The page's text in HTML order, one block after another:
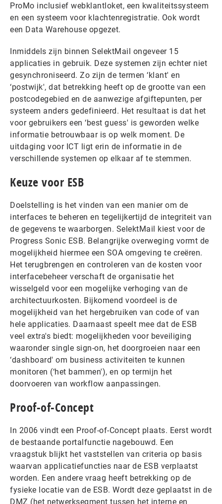
ProMo inclusief webklantloket, een kwaliteitssysteem
en een systeem voor klachtenregistratie. Ook wordt
een Data Warehouse opgezet.
Inmiddels zijn binnen SelektMail ongeveer 15
applicaties in gebruik. Deze systemen zijn echter niet
gesynchroniseerd. Zo zijn de termen ‘klant' en
‘postwijk', dat betrekking heeft op de grootte van een
postcodegebied en de aanwezige afgiftepunten, per
systeem anders gedefinieerd. Het resultaat is dat het
voor gebruikers een ‘best guess' is geworden welke
informatie betrouwbaar is op welk moment. De
uitdaging voor ICT ligt erin de informatie in de
verschillende systemen op elkaar af te stemmen.
Keuze voor ESB
Doelstelling is het vinden van een manier om de
interfaces te beheren en tegelijkertijd de integriteit van
de gegevens te waarborgen. SelektMail kiest voor de
Progress Sonic ESB. Belangrijke overweging vormt de
mogelijkheid hiermee een SOA omgeving te creëren.
Het terugbrengen en controleren van de kosten voor
interfacebeheer verschaft de organisatie het
wisselgeld voor een mogelijke verhoging van de
architectuurkosten. Bijkomend voordeel is de
mogelijkheid van het hergebruiken van code of van
hele applicaties. Daarnaast speelt mee dat de ESB
veel extra's biedt: mogelijkheden voor beveiliging
waaronder single sign-on, het doorgroeien naar een
‘dashboard' om business activiteiten te kunnen
monitoren (‘het bammen'), en op termijn het
doorvoeren van workflow aanpassingen.
Proof-of-Concept
In 2006 vindt een Proof-of-Concept plaats. Eerst wordt
de bestaande portalfunctie nagebouwd. Een
vraagstuk blijkt het vaststellen van criteria op basis
waarvan applicatiefuncties naar de ESB verplaatst
worden. Een andere vraag heeft betrekking op de
fysieke locatie van de ESB. Wordt deze geplaatst in de
DMZ (het netwerksegment tussen het interne en